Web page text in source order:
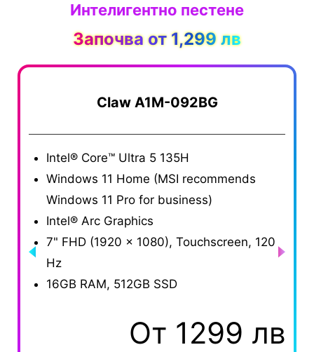
Интелигентно пестене
Започва от 1,299 лв
Claw A1M-092BG
Intel® Core™ Ultra 5 135H
Windows 11 Home (MSI recommends
Windows 11 Pro for business)
Intel® Arc Graphics
7" FHD (1920 x 1080), Touchscreen, 120
Hz
16GB RAM, 512GB SSD
От 1299 лв